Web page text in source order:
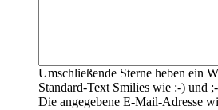
Umschließende Sterne heben ein
Standard-Text Smilies wie :-) und
Die angegebene E-Mail-Adresse